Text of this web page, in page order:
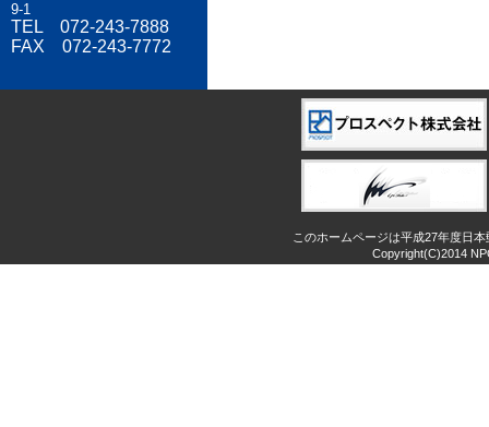
9-1
TEL 072-243-7888
FAX 072-243-7772
このホームページは平成27年度日
Copyright(C)2014